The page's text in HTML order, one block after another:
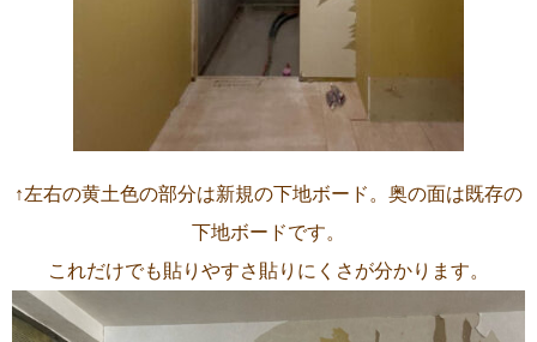
↑左右の黄土色の部分は新規の下地ボード。奥の面は既存の
下地ボードです。
これだけでも貼りやすさ貼りにくさが分かります。